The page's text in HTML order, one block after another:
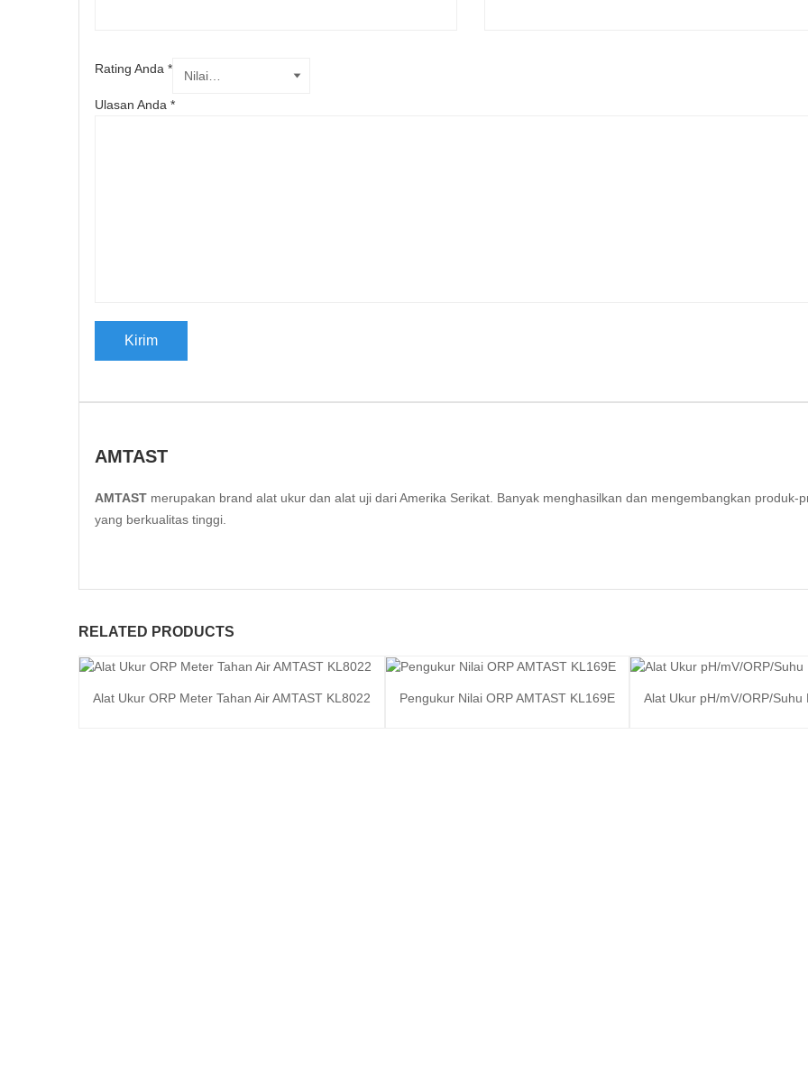
Rating Anda *
Ulasan Anda *
AMTAST
AMTAST merupakan brand alat ukur dan alat uji dari Amerika Serikat. Banyak menghasilkan dan mengembangkan produk-
yang berkualitas tinggi.
RELATED PRODUCTS
Baca selengkapnya
Alat Ukur ORP Meter Tahan Air AMTAST KL8022 Baca selengkapnya
Pengukur Nilai ORP AMTAST KL169E Baca
Alat Ukur pH/mV/ORP/Suhu